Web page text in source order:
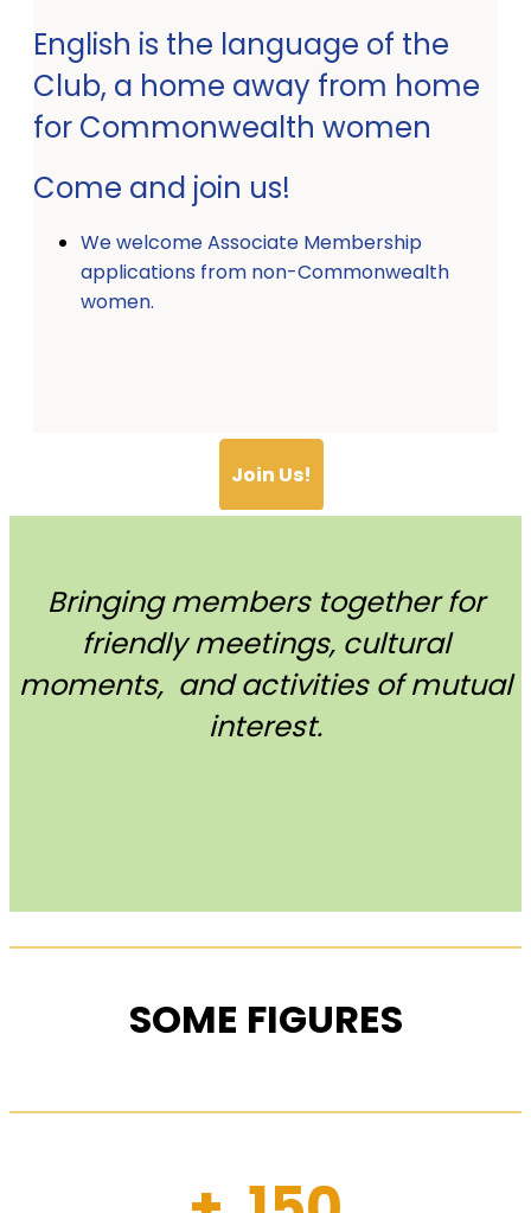
English is the language of the
Club, a home away from home
for Commonwealth women
Come and join us!
We welcome Associate Membership
applications from non-Commonwealth
women.
Join Us!
Bringing members together for
friendly meetings, cultural
moments, and activities of mutual
interest.
SOME FIGURES